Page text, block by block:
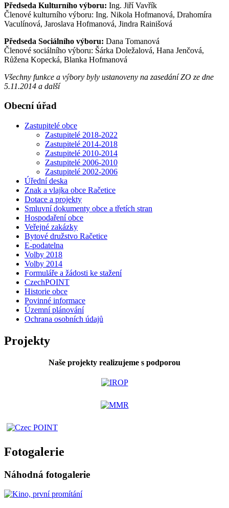
Předseda Kulturního výboru: Ing. Jiří Vavřík
Členové kulturního výboru: Ing. Nikola Hofmanová, Drahomíra
Vaculínová, Jaroslava Hofmanová, Jindra Rainišová
Předseda Sociálního výboru: Dana Tomanová
Členové sociálního výboru: Šárka Doležalová, Hana Jenčová,
Růžena Kopecká, Blanka Hofmanová
Všechny funkce a výbory byly ustanoveny na zasedání ZO ze dne
5.11.2014 a další
Obecní úřad
Zastupitelé obce
Zastupitelé 2018-2022
Zastupitelé 2014-2018
Zastupitelé 2010-2014
Zastupitelé 2006-2010
Zastupitelé 2002-2006
Úřední deska
Znak a vlajka obce Račetice
Dotace a projekty
Smluvní dokumenty obce a třetích stran
Hospodaření obce
Veřejné zakázky
Bytové družstvo Račetice
E-podatelna
Volby 2018
Volby 2014
Formuláře a žádosti ke stažení
CzechPOINT
Historie obce
Povinné informace
Územní plánování
Ochrana osobních údajů
Projekty
Naše projekty realizujeme s podporou
Fotogalerie
Náhodná fotogalerie